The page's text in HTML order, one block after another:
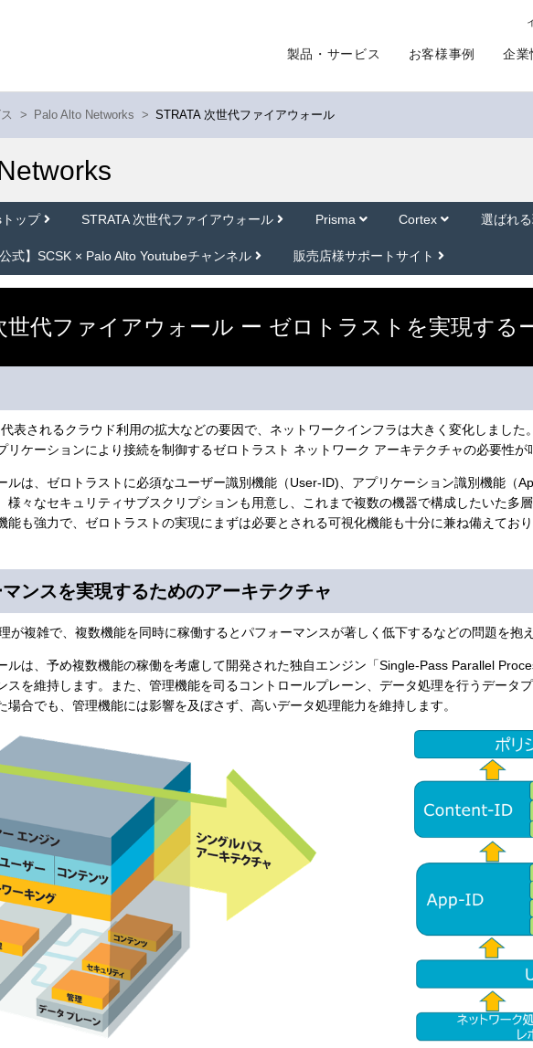
製品・サービス お客様事例 企業
> Palo Alto Networks > STRATA 次世代ファイアウォール
ップ STRATA 次世代ファイアウォール Prisma Cortex 選ばれ
公式】SCSK × Palo Alto Youtubeチャンネル 販売店様サポートサイト
世代ファイアウォール ー ゼロトラストを実現する
表されるクラウド利用の拡大などの要因で、ネットワークインフラは大きく変化しまし
リケーションにより接続を制御するゼロトラスト ネットワーク アーキテクチャの必要性が
ルは、ゼロトラストに必須なユーザー識別機能（User-ID)、アプリケーション識別機能（
様々なセキュリティサブスクリプションも用意し、これまで複数の機器で構成したいた多
能も強力で、ゼロトラストの実現にまずは必要とされる可視化機能も十分に兼ね備えてお
ンスを実現するためのアーキテクチャ
が複雑で、複数機能を同時に稼働するとパフォーマンスが著しく低下するなどの問題を抱
ルは、予め複数機能の稼働を考慮して開発された独自エンジン「Single-Pass Parallel
スを維持します。また、管理機能を司るコントロールプレーン、データ処理を行うデータ
場合でも、管理機能には影響を及ぼさず、高いデータ処理能力を維持します。